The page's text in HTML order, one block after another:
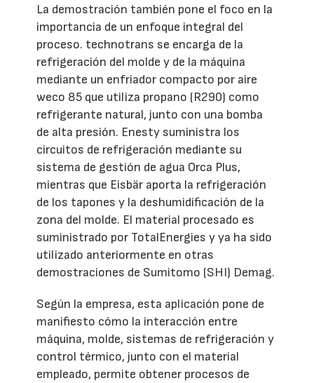
La demostración también pone el foco en la
importancia de un enfoque integral del
proceso. technotrans se encarga de la
refrigeración del molde y de la máquina
mediante un enfriador compacto por aire
weco 85 que utiliza propano (R290) como
refrigerante natural, junto con una bomba
de alta presión. Enesty suministra los
circuitos de refrigeración mediante su
sistema de gestión de agua Orca Plus,
mientras que Eisbär aporta la refrigeración
de los tapones y la deshumidificación de la
zona del molde. El material procesado es
suministrado por TotalEnergies y ya ha sido
utilizado anteriormente en otras
demostraciones de Sumitomo (SHI) Demag.
Según la empresa, esta aplicación pone de
manifiesto cómo la interacción entre
máquina, molde, sistemas de refrigeración y
control térmico, junto con el material
empleado, permite obtener procesos de